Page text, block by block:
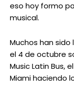
eso hoy formo
musical.
Muchos han
el 4 de octubre
Music Latin Bus,
Miami haciendo